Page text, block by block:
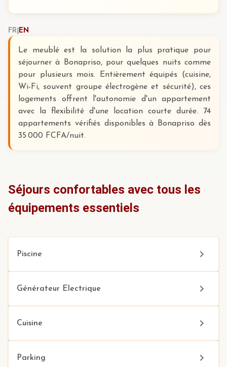
FR EN
Le meublé est la solution la plus pratique pour
séjourner à Bonapriso, pour quelques nuits comme
pour plusieurs mois. Entièrement équipés (cuisine,
Wi-Fi, souvent groupe électrogène et sécurité), ces
logements offrent l'autonomie d'un appartement
avec la flexibilité d'une location courte durée. 74
appartements vérifiés disponibles à Bonapriso dès
35 000 FCFA/nuit.
Séjours confortables avec tous les
équipements essentiels
Piscine
Générateur Electrique
Cuisine
Parking